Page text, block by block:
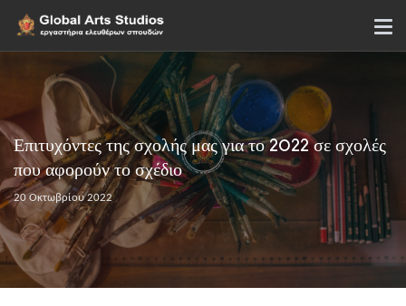
Επιτυχόντες της σχολής μας για το 2022 σε σχολές
που αφορούν το σχέδιο
20 Οκτωβρίου 2022